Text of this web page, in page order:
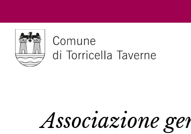
Associazione